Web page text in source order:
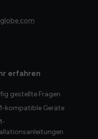
erfahren
gestellte Fragen
kompatible Geräte